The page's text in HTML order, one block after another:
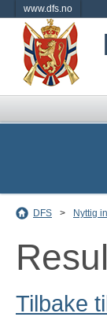
www.dfs.no
DFS > Nyttig
Tilbake